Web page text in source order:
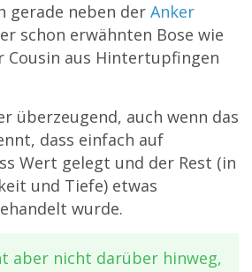
gerade neben der Anker
schon erwähnten Bose wie
aus Hintertupfingen
überzeugend, auch wenn das
dass einfach auf
Wert gelegt und der Rest (in
und Tiefe) etwas
wurde.
aber nicht darüber hinweg,